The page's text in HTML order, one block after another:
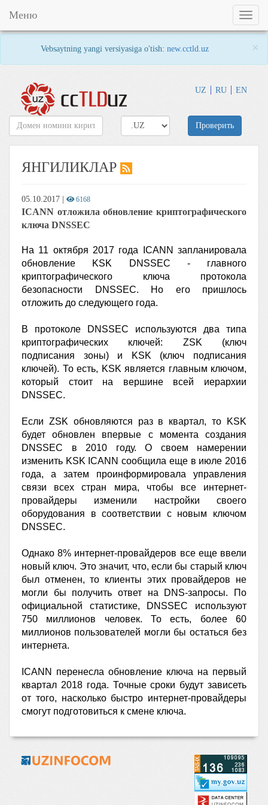
Vebsaytning yangi versiyasiga o'tish: new.cctld.uz ×
UZ RU EN
Toggle
Меню
Проверить
ЯНГИЛИКЛАР
05.10.2017 6168
ICANN отложила обновление криптографического
ключа DNSSEC
На 11 октября 2017 года ICANN запланировала
обновление KSK DNSSEC - главного
криптографического ключа протокола
безопасности DNSSEC. Но его пришлось
отложить до следующего года.
В протоколе DNSSEC используются два типа
криптографических ключей: ZSK (ключ
подписания зоны) и KSK (ключ подписания
ключей). То есть, KSK является главным ключом,
который стоит на вершине всей иерархии
DNSSEC.
Если ZSK обновляются раз в квартал, то KSK
будет обновлен впервые с момента создания
DNSSEC в 2010 году. О своем намерении
изменить KSK ICANN сообщила еще в июле 2016
года, а затем проинформировала управления
связи всех стран мира, чтобы все интернет-
провайдеры изменили настройки своего
оборудования в соответствии с новым ключом
DNSSEC.
Однако 8% интернет-провайдеров все еще ввели
новый ключ. Это значит, что, если бы старый ключ
был отменен, то клиенты этих провайдеров не
могли бы получить ответ на DNS-запросы. По
официальной статистике, DNSSEC используют
750 миллионов человек. То есть, более 60
миллионов пользователей могли бы остаться без
интернета.
ICANN перенесла обновление ключа на первый
квартал 2018 года. Точные сроки будут зависеть
от того, насколько быстро интернет-провайдеры
смогут подготовиться к смене ключа.